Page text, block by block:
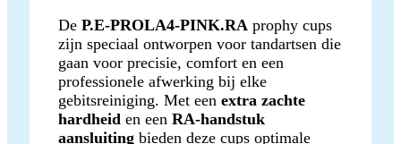
De P.E-PROLA4-PINK.RA prophy cups
zijn speciaal ontworpen voor tandartsen die
gaan voor precisie, comfort en een
professionele afwerking bij elke
gebitsreiniging. Met een extra zachte
hardheid en een RA-handstuk
aansluiting bieden deze cups optimale